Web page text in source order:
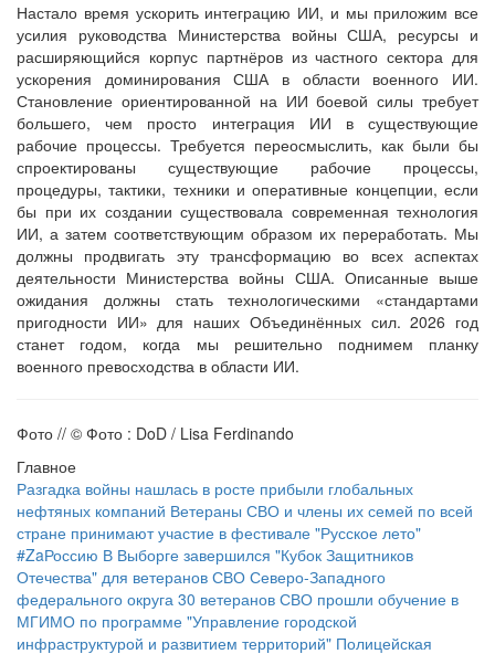
Настало время ускорить интеграцию ИИ, и мы приложим все
усилия руководства Министерства войны США, ресурсы и
расширяющийся корпус партнёров из частного сектора для
ускорения доминирования США в области военного ИИ.
Становление ориентированной на ИИ боевой силы требует
большего, чем просто интеграция ИИ в существующие
рабочие процессы. Требуется переосмыслить, как были бы
спроектированы существующие рабочие процессы,
процедуры, тактики, техники и оперативные концепции, если
бы при их создании существовала современная технология
ИИ, а затем соответствующим образом их переработать. Мы
должны продвигать эту трансформацию во всех аспектах
деятельности Министерства войны США. Описанные выше
ожидания должны стать технологическими «стандартами
пригодности ИИ» для наших Объединённых сил. 2026 год
станет годом, когда мы решительно поднимем планку
военного превосходства в области ИИ.
Фото // © Фото : DoD / Lisa Ferdinando
Главное
Разгадка войны нашлась в росте прибыли глобальных
нефтяных компаний Ветераны СВО и члены их семей по всей
стране принимают участие в фестивале "Русское лето"
#ZaРоссию В Выборге завершился "Кубок Защитников
Отечества" для ветеранов СВО Северо-Западного
федерального округа 30 ветеранов СВО прошли обучение в
МГИМО по программе "Управление городской
инфраструктурой и развитием территорий" Полицейская